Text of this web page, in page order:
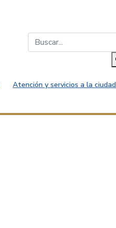
Atención y servicios a la